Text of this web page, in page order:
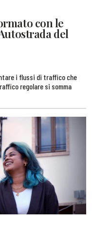
con le
del
i flussi di traffico che
regolare si somma